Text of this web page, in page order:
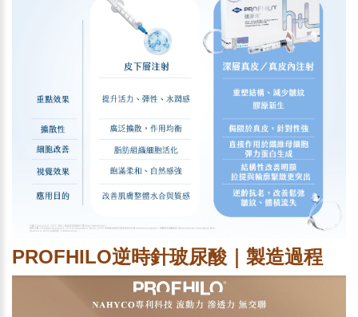
PROFHILO逆時針玻尿酸｜製造過程